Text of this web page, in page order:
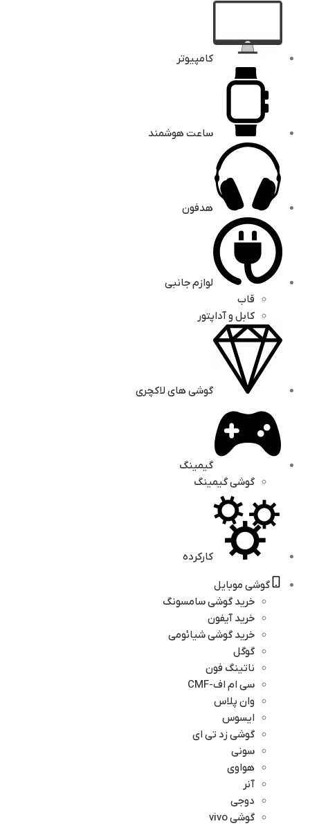
کامپیوتر
ساعت هوشمند
هدفون
لوازم جانبی
قاب
کابل و آداپتور
گوشی های لاکچری
گیمینگ
گوشی گیمینگ
کارکرده
گوشی موبایل
خرید گوشی سامسونگ
خرید آیفون
خرید گوشی شیائومی
گوگل
ناتینگ فون
سی ام اف-CMF
وان پلاس
ایسوس
گوشی زد تی ای
سونی
هواوی
آنر
دوجی
گوشی vivo